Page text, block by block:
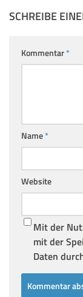
SCHREIBE
Kommentar*
Name*
Website
Mit der
mit der
Daten